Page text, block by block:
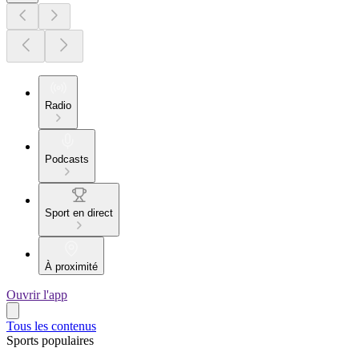
Radio
Podcasts
Sport en direct
À proximité
Ouvrir l'app
Tous les contenus
Sports populaires